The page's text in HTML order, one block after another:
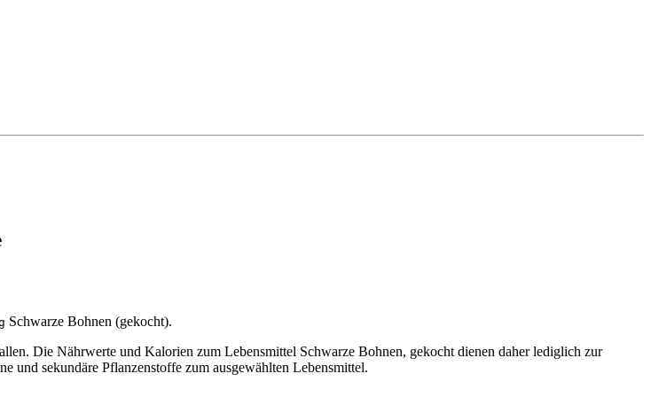
Schwarze Bohnen (gekocht).
Die Nährwerte und Kalorien zum Lebensmittel Schwarze Bohnen, gekocht dienen daher lediglich zur
und sekundäre Pflanzenstoffe zum ausgewählten Lebensmittel.